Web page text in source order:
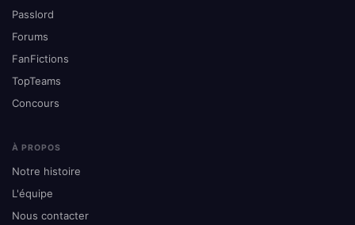
Passlord
Forums
FanFictions
TopTeams
Concours
À PROPOS
Notre histoire
L'équipe
Nous contacter